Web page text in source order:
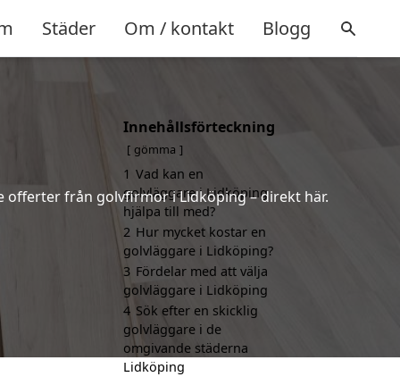
Städer Om / kontakt Blogg
offerter från golvfirmor i Lidköping – direkt här.
Innehållsförteckning
gömma
1 Vad kan en
golvläggare i Lidköping
hjälpa till med?
2 Hur mycket kostar en
golvläggare i Lidköping?
3 Fördelar med att välja
golvläggare i Lidköping
4 Sök efter en skicklig
golvläggare i de
omgivande städerna
Lidköping